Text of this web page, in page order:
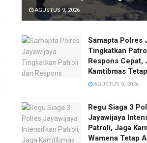
AGUSTUS 9, 2026
Samapta Polres
Tingkatkan
Respons Cepat,
Kamtibmas
AGUSTUS 9, 2026
Regu Siaga 3
Jayawijaya
Patroli, Jaga
Wamena Tetap